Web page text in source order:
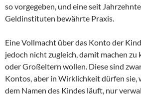
so vorgegeben, und eine seit
Geldinstituten bewährte Praxis.
Eine Vollmacht über das Konto der
jedoch nicht zugleich, damit machen zu
oder Großeltern wollen. Diese sind
Kontos, aber in Wirklichkeit dürfen sie,
dem Namen des Kindes läuft, nur